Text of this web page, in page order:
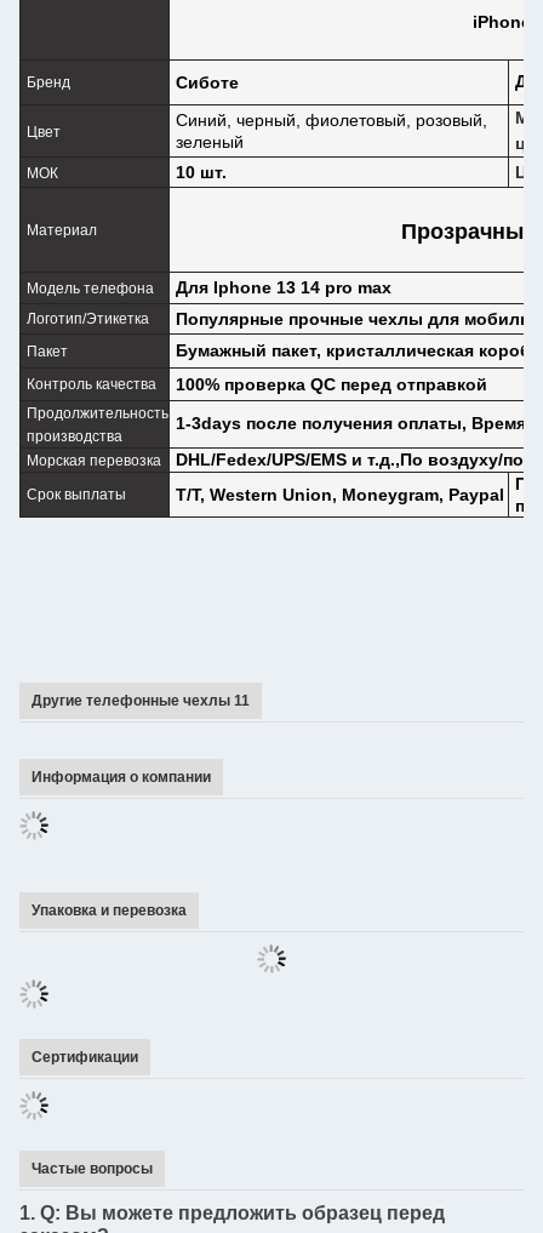
iPhone
Бренд Сиботе
Цвет
Синий, черный, фиолетовый, розовый,
зеленый
МОК 10 шт.
Материал
Модель телефона Для Iphone 13 14 pro max
Логотип/Этикетка Популярные прочные чехлы для
Пакет Бумажный пакет, кристаллическая
Контроль качества 100% проверка QC перед отправкой
Продолжительность
производства
1-3days после получения оплаты, Время
Морская перевозка DHL/Fedex/UPS/EMS и т.д.,По воздуху/по
Срок выплаты T/T, Western Union, Moneygram, Paypal